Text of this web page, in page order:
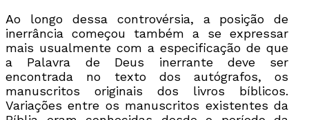
Ao longo dessa controvérsia, a posição de
inerrância começou também a se expressar
mais usualmente com a especificação de que
a Palavra de Deus inerrante deve ser
encontrada no texto dos autógrafos, os
manuscritos originais dos livros bíblicos.
Variações entre os manuscritos existentes da